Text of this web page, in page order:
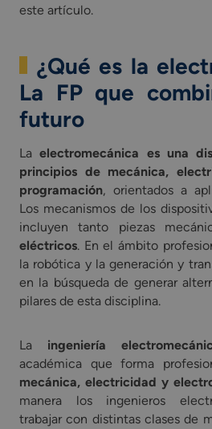
este artículo.
¿Qué es la
La FP que
futuro
Laelectromecánica es una
principios de mecánica,
programación, orientados a
Los mecanismos de los
incluyen tanto piezas
eléctricos. En el ámbito
la robótica y la generación y
en la búsqueda de generar
pilares de esta disciplina.
La ingeniería
académica que forma
mecánica, electricidad y
manera los ingenieros
trabajar con distintas clases de